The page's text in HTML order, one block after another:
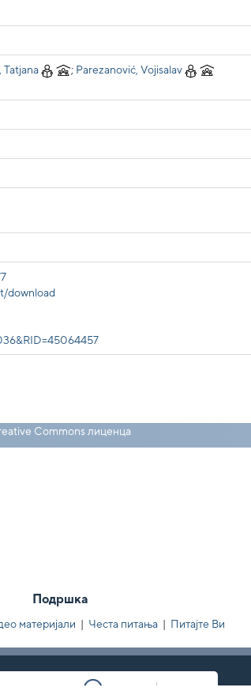
Tatjana ; Parezanović, Vojisalav
download
Commons лиценца
Подршка
материјали | Честа питања | Питајте Ви
науке, технолошког